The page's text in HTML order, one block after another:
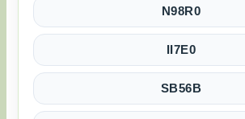
N98R0
II7E0
SB56B